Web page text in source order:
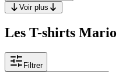
Voir plus
Les T-shirts Mario
Filtrer